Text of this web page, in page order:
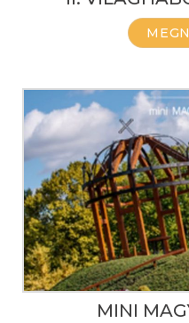
MINI